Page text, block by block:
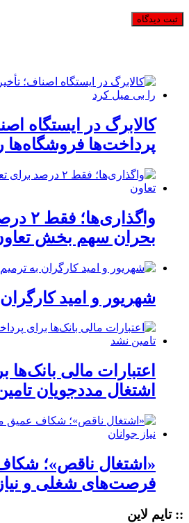
کالابرگ در ایستگاه
پرداخت‌ها فروشگاه‌ها
بحران سهم بخش
شهریور و امید
اعتبارات مالی
اشتغال مددجویان
«اشتغال ناقص»؛
فرصت‌های شغلی و
:: تایم لاین